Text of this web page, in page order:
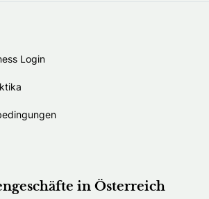
Login
in Österreich